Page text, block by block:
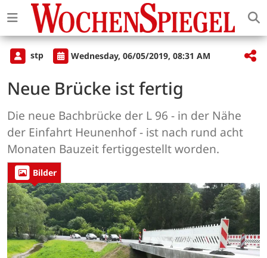
stp Wednesday, 06/05/2019, 08:31 AM
Neue Brücke ist fertig
Die neue Bachbrücke der L 96 - in der Nähe
der Einfahrt Heunenhof - ist nach rund acht
Monaten Bauzeit fertiggestellt worden.
Bilder